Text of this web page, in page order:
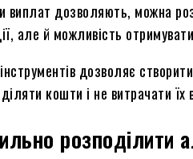
дозволяють, можна
але й можливість
дозволяє
кошти і не витрачати
розподілити